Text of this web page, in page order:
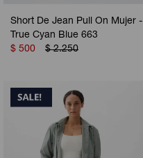
Short De Jean Pull On Mujer -
True Cyan Blue 663
$ 500 $ 2.250